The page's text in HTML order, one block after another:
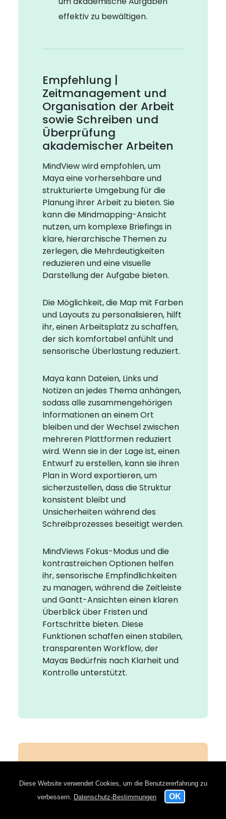
effektiv zu bewältigen.
Empfehlung |
Zeitmanagement und
Organisation der Arbeit
sowie Schreiben und
Überprüfung
akademischer Arbeiten
MindView wird empfohlen, um
Maya eine vorhersehbare und
strukturierte Umgebung für die
Planung ihrer Arbeit zu bieten. Sie
kann die Mindmapping-Ansicht
nutzen, um komplexe Briefings in
klare, hierarchische Themen zu
zerlegen, die Mehrdeutigkeiten
reduzieren und eine visuelle
Darstellung der Aufgabe bieten.
Die Möglichkeit, die Map mit Farben
und Layouts zu personalisieren, hilft
ihr, einen Arbeitsplatz zu schaffen,
der sich komfortabel anfühlt und
sensorische Überlastung reduziert.
Maya kann Dateien, Links und
Notizen an jedes Thema anhängen,
sodass alle zusammengehörigen
Informationen an einem Ort
bleiben und der Wechsel zwischen
mehreren Plattformen reduziert
wird. Wenn sie in der Lage ist, einen
Entwurf zu erstellen, kann sie ihren
Plan in Word exportieren, um
sicherzustellen, dass die Struktur
konsistent bleibt und
Unsicherheiten während des
Schreibprozesses beseitigt werden.
MindViews Fokus-Modus und die
kontrastreichen Optionen helfen
ihr, sensorische Empfindlichkeiten
zu managen, während die Zeitleiste
und Gantt-Ansichten einen klaren
Überblick über Fristen und
Fortschritte bieten. Diese
Funktionen schaffen einen stabilen,
transparenten Workflow, der
Mayas Bedürfnis nach Klarheit und
Kontrolle unterstützt.
Diese Website verwendet Cookies, um die Benutzererfahrung zu
verbessern. Datenschutz-Bestimmungen